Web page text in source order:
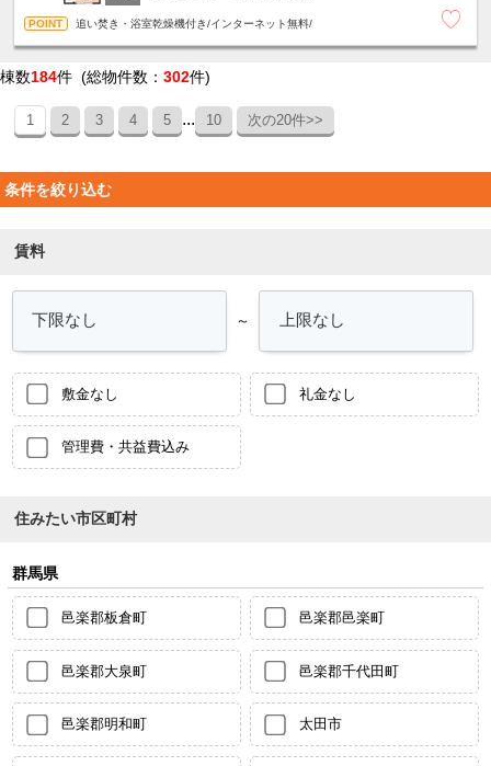
追い焚き・浴室乾燥機付き/インターネット無料/
棟数184件 (総物件数： 302件)
1 2 3 4 5 ... 10 次の20件>>
条件を絞り込む
賃料
～
敷金なし 礼金なし
管理費・共益費込み
住みたい市区町村
群馬県
邑楽郡板倉町 邑楽郡邑楽町
邑楽郡大泉町 邑楽郡千代田町
邑楽郡明和町 太田市